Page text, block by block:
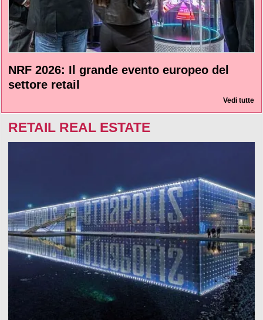
NRF 2026: Il grande evento europeo del
settore retail
Vedi tutte
RETAIL REAL ESTATE